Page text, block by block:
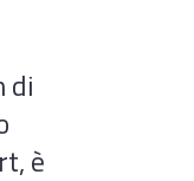
di
è